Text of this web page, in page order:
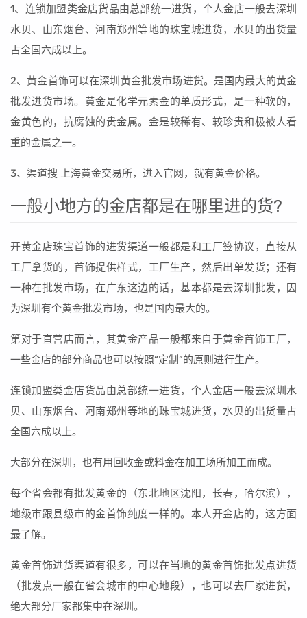
1、连锁加盟类金店货品由总部统一进货，个人金店一般去深圳
水贝、山东烟台、河南郑州等地的珠宝城进货，水贝的出货量
占全国六成以上。
2、黄金首饰可以在深圳黄金批发市场进货。是国内最大的黄金
批发进货市场。黄金是化学元素金的单质形式，是一种软的，
金黄色的，抗腐蚀的贵金属。金是较稀有、较珍贵和极被人看
重的金属之一。
3、渠道搜 上海黄金交易所，进入官网，就有黄金价格。
一般小地方的金店都是在哪里进的货?
开黄金店珠宝首饰的进货渠道一般都是和工厂签协议，直接从
工厂拿货的，首饰提供样式，工厂生产，然后出单发货；还有
一种在批发市场，在广东这边的话，基本都是去深圳批发，因
为深圳有个黄金批发市场，也是国内最大的。
第对于直营店而言，其黄金产品一般都来自于黄金首饰工厂，
一些金店的部分商品也可以按照“定制”的原则进行生产。
连锁加盟类金店货品由总部统一进货，个人金店一般去深圳水
贝、山东烟台、河南郑州等地的珠宝城进货，水贝的出货量占
全国六成以上。
大部分在深圳，也有用回收金或料金在加工场所加工而成。
每个省会都有批发黄金的（东北地区沈阳，长春，哈尔滨），
地级市跟县级市的金首饰纯度一样的。本人开金店的，这方面
最了解。
黄金首饰进货渠道有很多，可以在当地的黄金首饰批发点进货
（批发点一般在省会城市的中心地段），也可以去厂家进货，
绝大部分厂家都集中在深圳。